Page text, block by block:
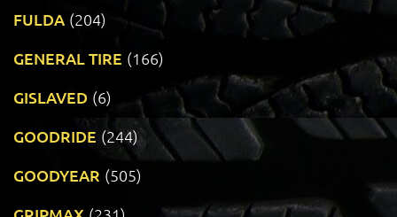
FULDA (204)
GENERAL TIRE (166)
GISLAVED (6)
GOODRIDE (244)
GOODYEAR (505)